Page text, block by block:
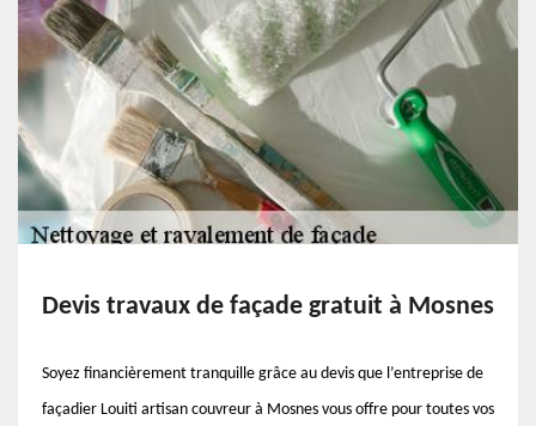
Devis travaux de façade gratuit à Mosnes
Soyez financièrement tranquille grâce au devis que l’entreprise de
façadier Louiti artisan couvreur à Mosnes vous offre pour toutes vos